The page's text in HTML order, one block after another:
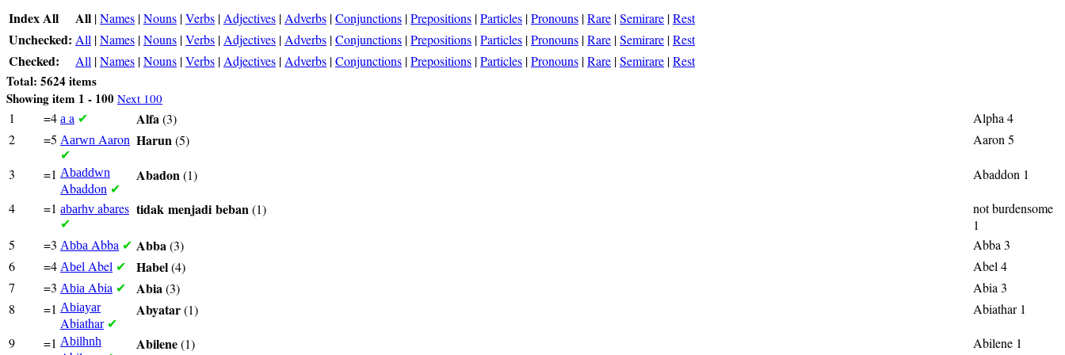
Index All All |Names |Nouns |Verbs | Adjectives | Adverbs |Conjunctions |Prepositions |Particles |Pronouns |Rare |Semirare |Rest
Unchecked: All |Names |Nouns |Verbs | Adjectives | Adverbs |Conjunctions |Prepositions |Particles |Pronouns |Rare |Semirare |Rest
Checked: All |Names |Nouns |Verbs | Adjectives | Adverbs |Conjunctions |Prepositions |Particles |Pronouns |Rare |Semirare |Rest
Total: 5624 items
Showing item 1 - 100 Next 100
1 =4 a a ✔ Alfa(3)
Alpha 4
2
=5 Aarwn Aaron
✔
Harun(5) Aaron 5
3 =1 Abaddwn
Abaddon ✔
Abadon(1) Abaddon 1
4 =1 abarhv abares
✔
tidak menjadi beban(1)
not burdensome
1
5
=3 Abba Abba ✔ Abba(3)
Abba 3
6
=4 Abel Abel ✔ Habel(4)
Abel 4
7
=3 Abia Abia ✔ Abia(3)
Abia 3
8
=1 Abiayar
Abiathar ✔
Abyatar(1) Abiathar 1
9 =1 Abilhnh Abilene(1) Abilene 1